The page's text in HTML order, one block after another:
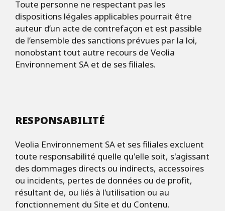
Toute personne ne respectant pas les
dispositions légales applicables pourrait être
auteur d’un acte de contrefaçon et est passible
de l’ensemble des sanctions prévues par la loi,
nonobstant tout autre recours de Veolia
Environnement SA et de ses filiales.
RESPONSABILITÉ
Veolia Environnement SA et ses filiales excluent
toute responsabilité quelle qu'elle soit, s'agissant
des dommages directs ou indirects, accessoires
ou incidents, pertes de données ou de profit,
résultant de, ou liés à l'utilisation ou au
fonctionnement du Site et du Contenu.